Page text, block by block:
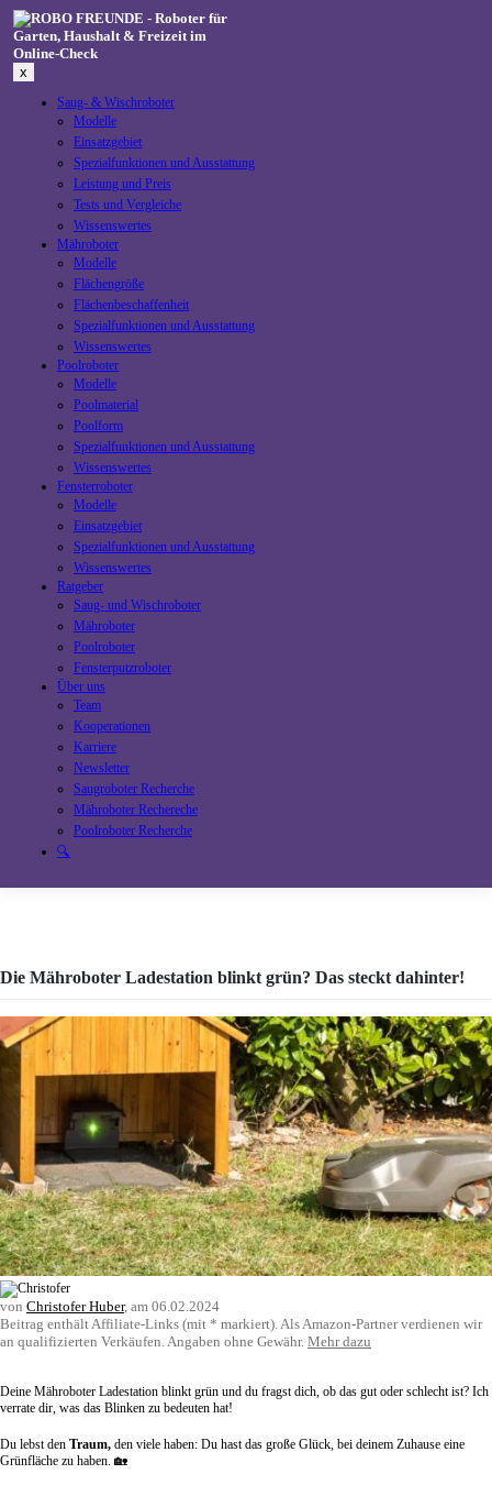
Zum
Inhalt
springen
x
Saug- & Wischroboter
Modelle
Einsatzgebiet
Spezialfunktionen und Ausstattung
Leistung und Preis
Tests und Vergleiche
Wissenswertes
Mähroboter
Modelle
Flächengröße
Flächenbeschaffenheit
Spezialfunktionen und Ausstattung
Wissenswertes
Poolroboter
Modelle
Poolmaterial
Poolform
Spezialfunktionen und Ausstattung
Wissenswertes
Fensterroboter
Modelle
Einsatzgebiet
Spezialfunktionen und Ausstattung
Wissenswertes
Ratgeber
Saug- und Wischroboter
Mähroboter
Poolroboter
Fensterputzroboter
Über uns
Team
Kooperationen
Karriere
Newsletter
Saugroboter Recherche
Mähroboter Rechereche
Poolroboter Recherche
🔍
Die Mähroboter Ladestation blinkt grün? Das steckt dahinter!
von Christofer Huber, am 06.02.2024
Beitrag enthält Affiliate-Links (mit * markiert). Als Amazon-Partner verdienen wir
an qualifizierten Verkäufen. Angaben ohne Gewähr. Mehr dazu
Deine Mähroboter Ladestation blinkt grün und du fragst dich, ob das gut oder schlecht ist? Ich
verrate dir, was das Blinken zu bedeuten hat!
Du lebst den Traum, den viele haben: Du hast das große Glück, bei deinem Zuhause eine
Grünfläche zu haben. 🏡